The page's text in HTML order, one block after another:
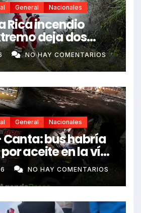
General Nacionales
Rica incendio
deja dos
heridos
NO HAY COMENTARIOS
General Nacionales
bus habría
aceite en la vía
siniestrado
fallecidos
NO HAY COMENTARIOS